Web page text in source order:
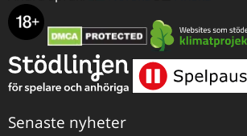
Senaste nyheter